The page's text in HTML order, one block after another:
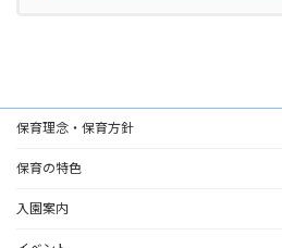
保育理念・保育方針
保育の特色
入園案内